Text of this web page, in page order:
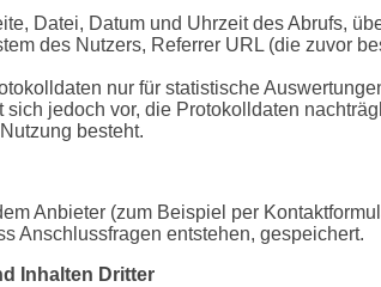
Datei, Datum und Uhrzeit des Abrufs,
des Nutzers, Referrer URL (die zuvor
nur für statistische
jedoch vor, die Protokolldaten
besteht.
Anbieter (zum Beispiel per
Anschlussfragen entstehen, gespeichert.
Inhalten Dritter